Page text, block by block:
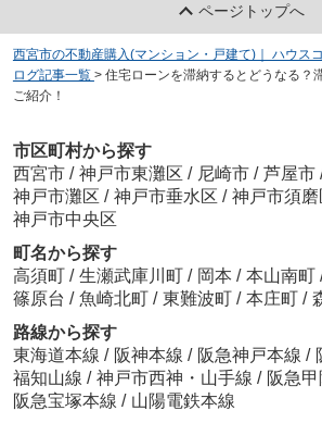
ページトップへ
西宮市の不動産購入(マンション・戸建て)｜ ハウス
ログ記事一覧 > 住宅ローンを滞納するとどうなる？
ご紹介！
市区町村から探す
西宮市 / 神戸市東灘区 / 尼崎市 / 芦屋市
神戸市灘区 / 神戸市垂水区 / 神戸市須磨
神戸市中央区
町名から探す
高須町 / 生瀬武庫川町 / 岡本 / 本山南町
篠原台 / 魚崎北町 / 東難波町 / 本庄町 /
路線から探す
東海道本線 / 阪神本線 / 阪急神戸本線 /
福知山線 / 神戸市西神・山手線 / 阪急
阪急宝塚本線 / 山陽電鉄本線